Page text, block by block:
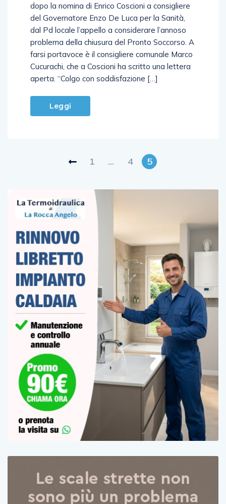
dopo la nomina di Enrico Coscioni a consigliere
del Governatore Enzo De Luca per la Sanità,
dal Pd locale l’appello a considerare l’annoso
problema della chiusura del Pronto Soccorso. A
farsi portavoce è il consigliere comunale Marco
Cucurachi, che a Coscioni ha scritto una lettera
aperta. “Colgo con soddisfazione […]
Leggi
1 … 4 5